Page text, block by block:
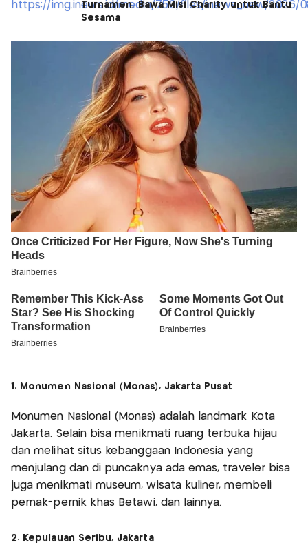
Turnamen, Bawa Misi Charity untuk Bantu
Sesama
1. Monumen Nasional (Monas), Jakarta Pusat
Monumen Nasional (Monas) adalah landmark Kota
Jakarta. Selain bisa menikmati ruang terbuka hijau
dan melihat situs kebanggaan Indonesia yang
menjulang dan di puncaknya ada emas, traveler bisa
juga menikmati museum, wisata kuliner, membeli
pernak-pernik khas Betawi, dan lainnya.
2. Kepulauan Seribu, Jakarta